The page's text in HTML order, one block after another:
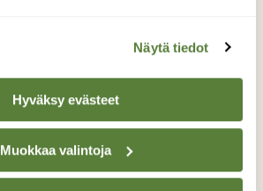
Näytä tiedot
Hyväksy evästeet
Muokkaa valintoja
TAKAISIN LISTAAN